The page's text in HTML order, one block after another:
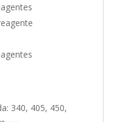
340, 405, 450,